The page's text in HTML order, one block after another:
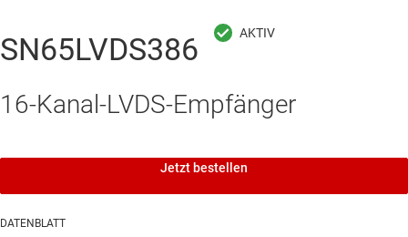
SN65LVDS386
16-Kanal-LVDS-Empfänger
Jetzt bestellen
DATENBLATT